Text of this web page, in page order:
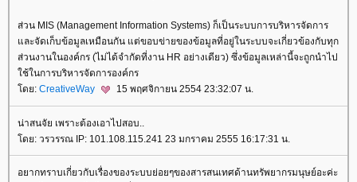
ส่วน MIS (Management Information Systems) ก็เป็นระบบการบริหารจัดการ
ละจัดเก็บข้อมูลเหมือนกัน แต่ขอบข่ายของข้อมูลที่อยู่ในระบบจะเกี่ยวข้องกับทุก
ส่วนงานในองค์กร (ไม่ได้จำกัดที่งาน HR อย่างเดียว) ซึ่งข้อมูลเหล่านี้จะถูกนำไป
ช้ในการบริหารจัดการองค์กร
ดย: CreativeWay 15 พฤศจิกายน 2554 23:32:07 น.
น่าสนจัย เพราะต้องเอาไปสอบ..
ดย: วรวรรณ IP: 101.108.115.241 23 มกราคม 2555 16:17:31 น.
อยากทราบเกี่ยวกับเรื่องของระบบย่อยๆของสารสนเทศด้านทรัพยากรมนุษย์อะค่ะ